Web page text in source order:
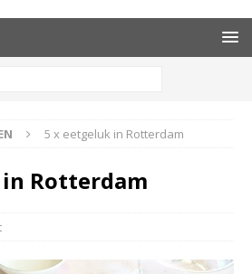
5 x eetgeluk in Rotterdam
Rotterdam